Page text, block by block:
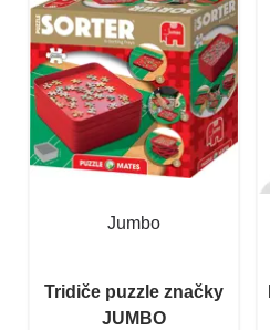
Jumbo
Tridiče puzzle značky
JUMBO